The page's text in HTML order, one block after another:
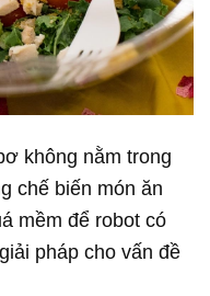
không nằm trong
chế biến món ăn
mềm để robot có
pháp cho vấn đề